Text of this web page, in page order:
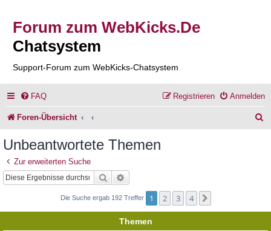
Forum zum WebKicks.De
Chatsystem
Support-Forum zum WebKicks-Chatsystem
FAQ Anmelden
Registrieren
Foren-Übersicht
Unbeantwortete Themen
Zur erweiterten Suche
Suche
Die Suche ergab 192 Treffer 1 2 3 4
Themen